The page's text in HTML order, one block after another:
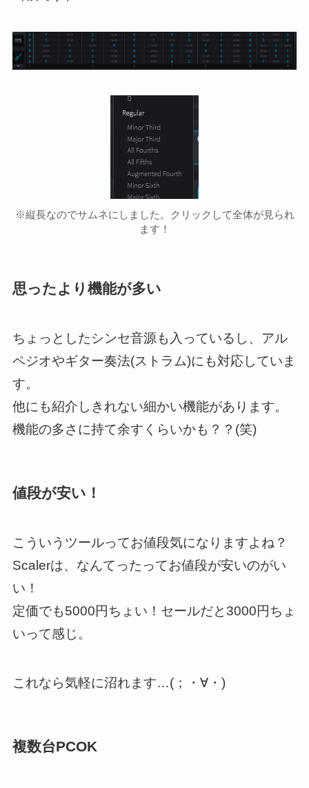
※縦長なのでサムネにしました。クリックして全体が見られ
ます！
思ったより機能が多い
ちょっとしたシンセ音源も入っているし、アル
ペジオやギター奏法(ストラム)にも対応していま
す。
他にも紹介しきれない細かい機能があります。
機能の多さに持て余すくらいかも？？(笑)
値段が安い！
こういうツールってお値段気になりますよね？
Scalerは、なんてったってお値段が安いのがい
い！
定価でも5000円ちょい！セールだと3000円ちょ
いって感じ。
これなら気軽に沼れます…(；・∀・)
複数台PCOK